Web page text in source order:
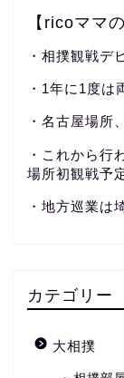
【ricoママ
・相撲観戦デ
・1年に1度
・名古屋場所
・これから行
場所初観戦予
・地方巡業は
カテゴリー
大相撲